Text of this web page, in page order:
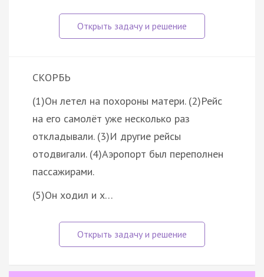
СКОРБЬ
(1)Он летел на похороны матери. (2)Рейс
на его самолёт уже несколько раз
откладывали. (3)И другие рейсы
отодвигали. (4)Аэропорт был переполнен
пассажирами.
(5)Он ходил и х…